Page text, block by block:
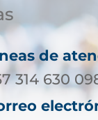
de
314 630